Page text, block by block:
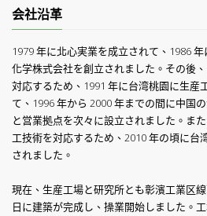
会社沿革
1979 年に北心実業を成立されて、1986
化学株式会社を創立されました。その後
対応するため、1991 年に台湾桃園に生産
て、1996 年から 2000 年までの間に中国
と営業拠点を次々に設立されました。ま
工技術を対応するため、2010 年の頃に台
されました。
現在、生産工場と研究所とも彰濱工業区
日に建築が完成し、操業開始しました。